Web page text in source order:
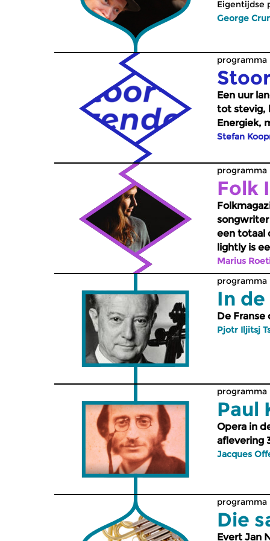
Eigentijdse
George
programma
Een uur
tot stevig,
Energiek,
Stefan
programma
Folk
songwriter
een totaal
lightly is
natuur als
met
album en
kaart, met
artistieke
singwriter,
Hold
glow 4:47
Alle
Marius
programma
In
De Franse
Pjotr Iljitsj
programma
Paul
Opera in
aflevering
Jacques
programma
Die
Evert Jan